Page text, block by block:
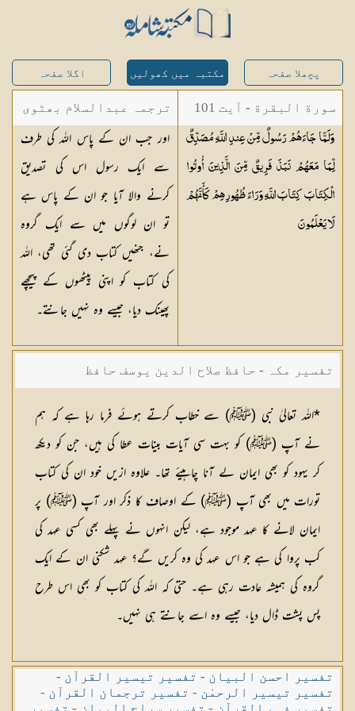
پچھلا صفحہ مکتبہ میں کھولیں اگلا صفحہ
سورة البقرة - آیت 101
وَلَمَّا جَاءَهُمْ رَسُولٌ مِّنْ عِندِ اللَّهِ مُصَدِّقٌ
لِّمَا مَعَهُمْ نَبَذَ فَرِيقٌ مِّنَ الَّذِينَ أُوتُوا
الْكِتَابَ كِتَابَ اللَّهِ وَرَاءَ ظُهُورِهِمْ كَأَنَّهُمْ
لَايَعْلَمُونَ
ترجمہ عبدالسلام بھٹوی
- عبدالسلام بن محمد
اور جب ان کے پاس اللہ کی طرف
سے ایک رسول اس کی تصدیق
کرنے والا آیا جو ان کے پاس ہے
تو ان لوگوں میں سے ایک گروہ
نے، جنھیں کتاب دی گئی تھی، اللہ
کی کتاب کو اپنی پیٹھوں کے پیچھے
پھینک دیا، جیسے وہ نہیں جانتے۔
تفسیر مکہ - حافظ صلاح الدین یوسف حافظ
*اللہ تعالیٰ نبی (ﷺ) سے خطاب کرتے ہوئے فرما رہا ہے کہ ہم
نے آپ (ﷺ) کو بہت سی آیات بینات عطا کی ہیں، جن کو دیکھ
کر یہود کو بھی ایمان لے آنا چاہیئے تھا۔ علاوہ ازیں خود ان کی کتاب
تورات میں بھی آپ (ﷺ) کے اوصاف کا ذکر اور آپ (ﷺ) پر
ایمان لانے کا عہد موجود ہے، لیکن انہوں نے پہلے بھی کسی عہد کی
کب پروا کی ہے جو اس عہد کی وہ کریں گے؟ عہد شکنی ان کے ایک
گروہ کی ہمیشہ عادت رہی ہے۔ حتیٰ کہ اللہ کی کتاب کو بھی اس طرح
پس پشت ڈال دیا، جیسے وہ اسے جانتے ہی نہیں۔
تفسیر احسن البیان - تفسیر تیسیر القرآن -
تفسیر تیسیر الرحمٰن - تفسیر ترجمان القرآن -